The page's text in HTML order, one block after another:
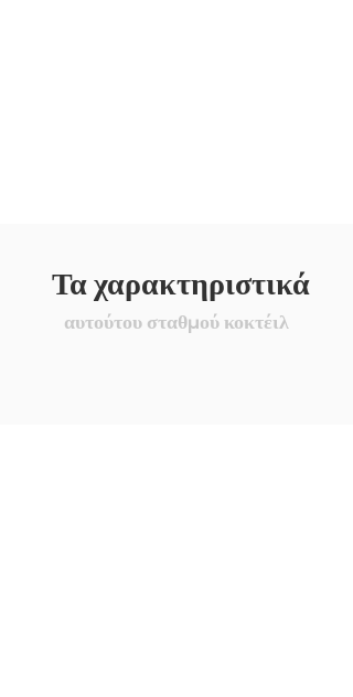
Τα χαρακτηριστικά
αυτούτου σταθμού κοκτέιλ